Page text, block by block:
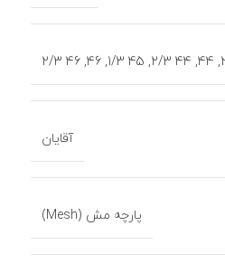
,
44
,
44 2/3
,
45 1/3
,
46
,
46 2/3
آقایان
پارچه مش (Mesh)